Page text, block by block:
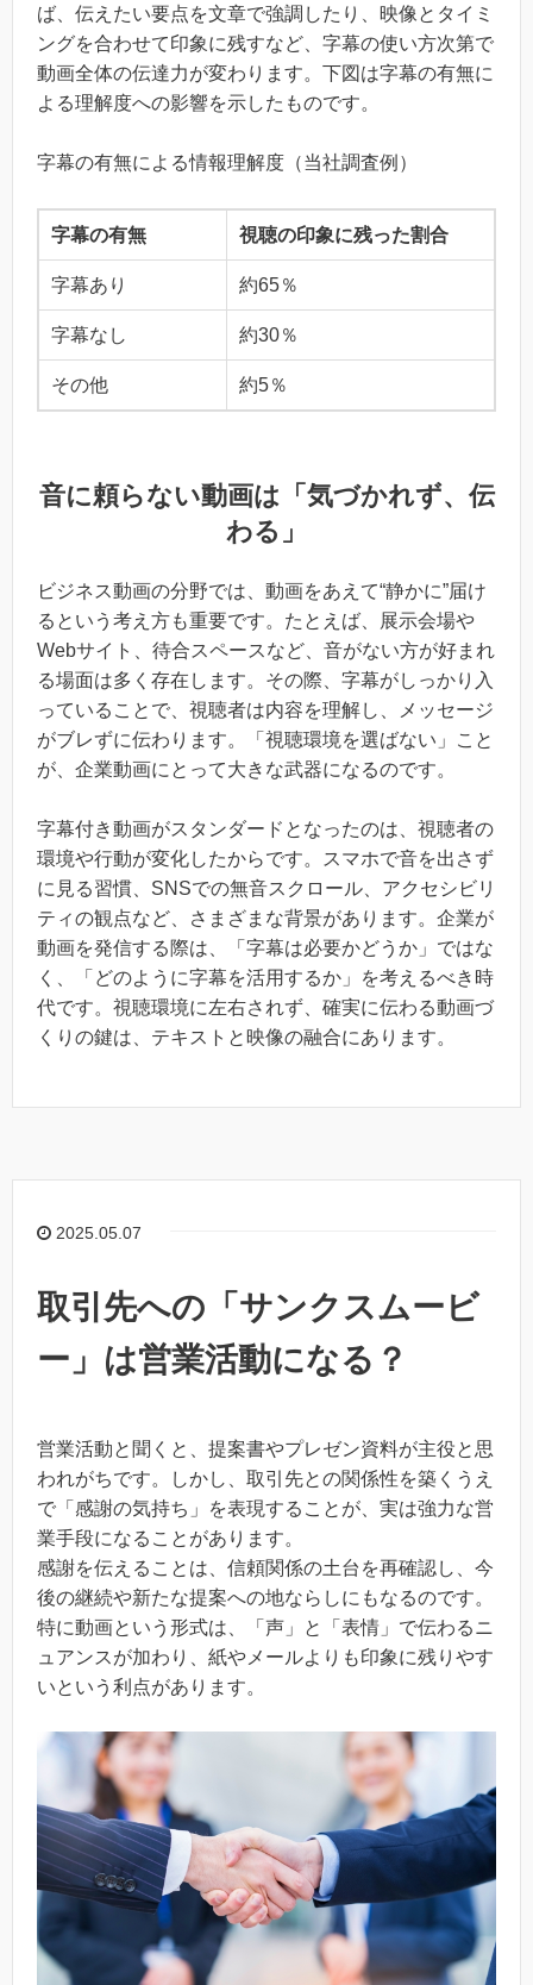
ば、伝えたい要点を文章で強調したり、映像とタイミ
ングを合わせて印象に残すなど、字幕の使い方次第で
動画全体の伝達力が変わります。下図は字幕の有無に
よる理解度への影響を示したものです。
字幕の有無による情報理解度（当社調査例）
字幕の有無 視聴の印象に残った割合
字幕あり 約65％
字幕なし 約30％
その他 約5％
音に頼らない動画は「気づかれず、伝
わる」
ビジネス動画の分野では、動画をあえて“静かに”届け
るという考え方も重要です。たとえば、展示会場や
Webサイト、待合スペースなど、音がない方が好まれ
る場面は多く存在します。その際、字幕がしっかり入
っていることで、視聴者は内容を理解し、メッセージ
がブレずに伝わります。「視聴環境を選ばない」こと
が、企業動画にとって大きな武器になるのです。
字幕付き動画がスタンダードとなったのは、視聴者の
環境や行動が変化したからです。スマホで音を出さず
に見る習慣、SNSでの無音スクロール、アクセシビリ
ティの観点など、さまざまな背景があります。企業が
動画を発信する際は、「字幕は必要かどうか」ではな
く、「どのように字幕を活用するか」を考えるべき時
代です。視聴環境に左右されず、確実に伝わる動画づ
くりの鍵は、テキストと映像の融合にあります。
2025.05.07
取引先への「サンクスムービ
ー」は営業活動になる？
営業活動と聞くと、提案書やプレゼン資料が主役と思
われがちです。しかし、取引先との関係性を築くうえ
で「感謝の気持ち」を表現することが、実は強力な営
業手段になることがあります。
感謝を伝えることは、信頼関係の土台を再確認し、今
後の継続や新たな提案への地ならしにもなるのです。
特に動画という形式は、「声」と「表情」で伝わるニ
ュアンスが加わり、紙やメールよりも印象に残りやす
いという利点があります。